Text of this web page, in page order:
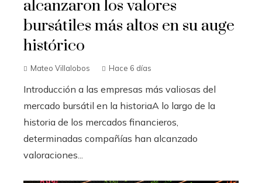
alcanzaron los valores
bursátiles más altos en su auge
histórico
Mateo Villalobos Hace 6 días
Introducción a las empresas más valiosas del
mercado bursátil en la historiaA lo largo de la
historia de los mercados financieros,
determinadas compañías han alcanzado
valoraciones...